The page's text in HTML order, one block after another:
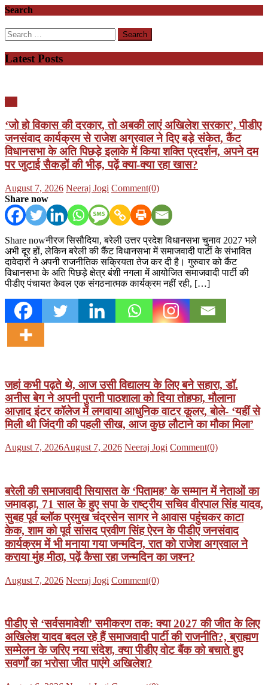
Search
Search
for:
Latest Posts
‘जो हो विकास की दरकार, तो अबकी लाएं अखिलेश सरकार’, पीडीए
जनसंवाद कार्यक्रम से राजेश अग्रवाल ने दिए बड़े संकेत, कैंट
विधानसभा के अति पिछड़े इलाके में किया शक्ति प्रदर्शन, अपने दम
पर जुटाई सैकड़ों की भीड़, पढ़ें क्या-क्या रहा खास?
Posted
on
August 7, 2026 Author
Neeraj Jogi Comment(0)
Share now
Share nowनीरज सिसौदिया, बरेली उत्तर प्रदेश विधानसभा चुनाव 2027 भले
अभी दूर हों, लेकिन बरेली की कैंट विधानसभा में समाजवादी पार्टी के संभावित
दावेदारों ने अपनी राजनीतिक सक्रियता तेज कर दी है। गुरुवार को कैंट
विधानसभा के अति पिछड़े क्षेत्र बंशी नगला में आयोजित समाजवादी पार्टी की
पीडीए पंचायत केवल एक संगठनात्मक कार्यक्रम नहीं रही, […]
जहां कभी पढ़ते थे, आज उसी विद्यालय के लिए बने सहारा, डॉ.
अनीस बेग ने अपनी पुरानी पाठशाला को दिया तोहफा, मौलाना
आज़ाद इंटर कॉलेज में लगवाया आधुनिक वाटर कूलर, बोले- ‘यहीं से
मिली थी जिंदगी की पहली सीख, आज कुछ लौटाने का मौका मिला’
Posted
August 7, 2026August 7, 2026 Author
Neeraj Jogi Comment(0)
बरेली की समाजवादी सियासत के ‘पितामह’ के सम्मान में नेताओं का
जमावड़ा, 71 साल के हुए सपा के राष्ट्रीय सचिव वीरपाल सिंह यादव,
सुबह पूर्व ब्लॉक प्रमुख चंद्रसेन सागर ने आवास पहुंचकर काटा
केक, शाम को पूर्व सांसद प्रवीण सिंह ऐरन के पीडीए जनसंवाद
कार्यक्रम में भी मनाया गया जन्मदिन, रात को राजेश अग्रवाल ने
कराया मुंह मीठा, पढ़ें कैसा रहा जन्मदिन का जश्न?
Posted
August 7, 2026 Author
Neeraj Jogi Comment(0)
पीडीए से ‘सर्वसमावेशी’ समीकरण तक: क्या 2027 की जीत के लिए
अखिलेश यादव बदल रहे हैं समाजवादी पार्टी की राजनीति?, ब्राह्मण
सम्मेलन के जरिए नया संदेश, क्या पीडीए वोट बैंक को बचाते हुए
सवर्णों का भरोसा जीत पाएंगे अखिलेश?